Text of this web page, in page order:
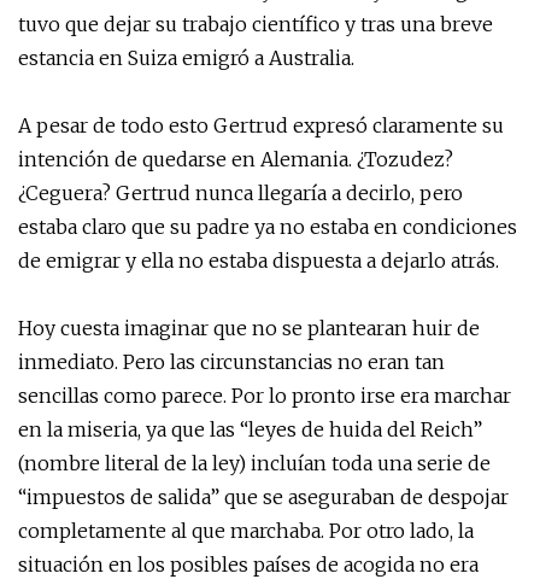
tuvo que dejar su trabajo científico y tras una breve
estancia en Suiza emigró a Australia.
A pesar de todo esto Gertrud expresó claramente su
intención de quedarse en Alemania. ¿Tozudez?
¿Ceguera? Gertrud nunca llegaría a decirlo, pero
estaba claro que su padre ya no estaba en condiciones
de emigrar y ella no estaba dispuesta a dejarlo atrás.
Hoy cuesta imaginar que no se plantearan huir de
inmediato. Pero las circunstancias no eran tan
sencillas como parece. Por lo pronto irse era marchar
en la miseria, ya que las “leyes de huida del Reich”
(nombre literal de la ley) incluían toda una serie de
“impuestos de salida” que se aseguraban de despojar
completamente al que marchaba. Por otro lado, la
situación en los posibles países de acogida no era